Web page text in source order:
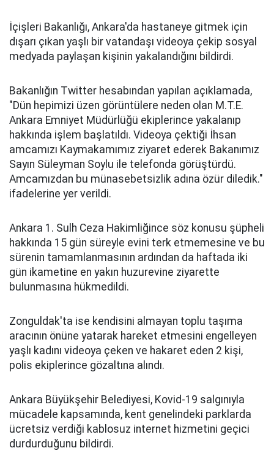
İçişleri Bakanlığı, Ankara'da hastaneye gitmek için
dışarı çıkan yaşlı bir vatandaşı videoya çekip sosyal
medyada paylaşan kişinin yakalandığını bildirdi.
Bakanlığın Twitter hesabından yapılan açıklamada,
"Dün hepimizi üzen görüntülere neden olan M.T.E.
Ankara Emniyet Müdürlüğü ekiplerince yakalanıp
hakkında işlem başlatıldı. Videoya çektiği İhsan
amcamızı Kaymakamımız ziyaret ederek Bakanımız
Sayın Süleyman Soylu ile telefonda görüştürdü.
Amcamızdan bu münasebetsizlik adına özür diledik."
ifadelerine yer verildi.
Ankara 1. Sulh Ceza Hakimliğince söz konusu şüpheli
hakkında 15 gün süreyle evini terk etmemesine ve bu
sürenin tamamlanmasının ardından da haftada iki
gün ikametine en yakın huzurevine ziyarette
bulunmasına hükmedildi.
Zonguldak'ta ise kendisini almayan toplu taşıma
aracının önüne yatarak hareket etmesini engelleyen
yaşlı kadını videoya çeken ve hakaret eden 2 kişi,
polis ekiplerince gözaltına alındı.
Ankara Büyükşehir Belediyesi, Kovid-19 salgınıyla
mücadele kapsamında, kent genelindeki parklarda
ücretsiz verdiği kablosuz internet hizmetini geçici
durdurduğunu bildirdi.